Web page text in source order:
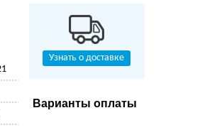
Узнать о доставке
Варианты оплаты